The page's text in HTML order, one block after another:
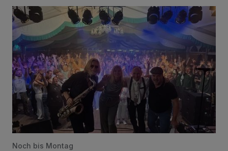
Viele Bilder: Toller Auftakt des Unterbacher
Noch bis Montag